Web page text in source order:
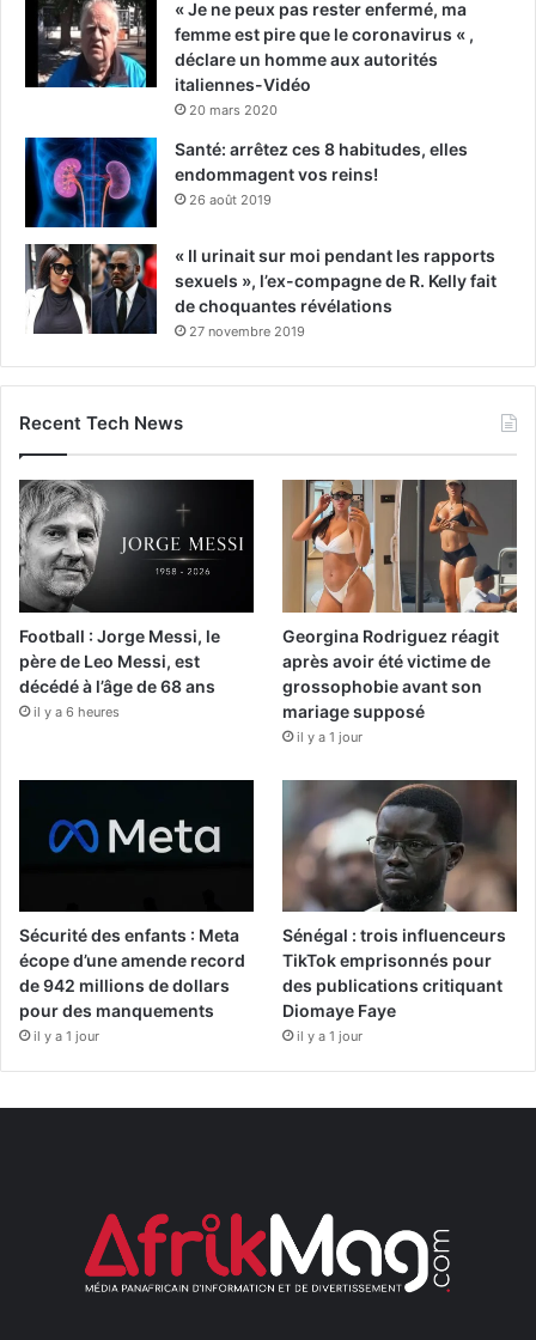
« Je ne peux pas rester enfermé, ma
femme est pire que le coronavirus « ,
déclare un homme aux autorités
italiennes-Vidéo
20 mars 2020
Santé: arrêtez ces 8 habitudes, elles
endommagent vos reins!
26 août 2019
« Il urinait sur moi pendant les rapports
sexuels », l’ex-compagne de R. Kelly fait
de choquantes révélations
27 novembre 2019
Recent Tech News
Football : Jorge Messi, le
père de Leo Messi, est
décédé à l’âge de 68 ans
il y a 6 heures
Georgina Rodriguez réagit
après avoir été victime de
grossophobie avant son
mariage supposé
il y a 1 jour
Sécurité des enfants : Meta
écope d’une amende record
de 942 millions de dollars
pour des manquements
il y a 1 jour
Sénégal : trois influenceurs
TikTok emprisonnés pour
des publications critiquant
Diomaye Faye
il y a 1 jour